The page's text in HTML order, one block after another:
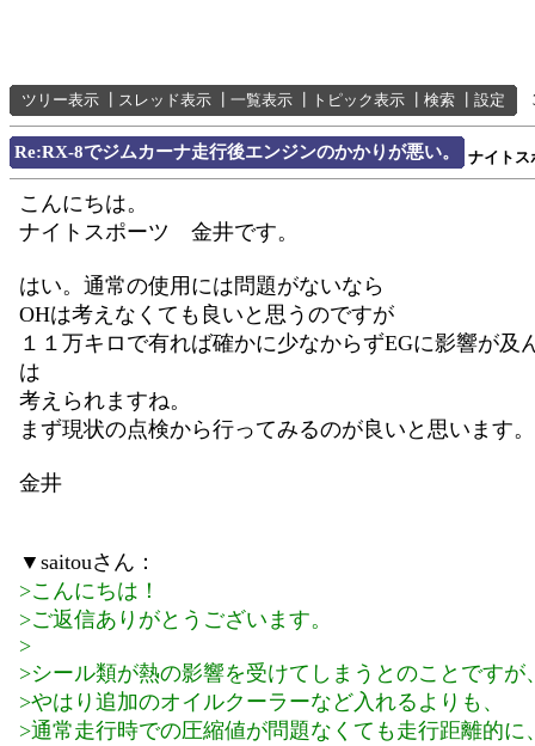
ツリー表示 スレッド表示 一覧表示 トピック表示 検索 設定
Re:RX-8でジムカーナ走行後エンジンのかかりが悪い。 ナイトス
こんにちは。
ナイトスポーツ 金井です。
はい。通常の使用には問題がないなら
OHは考えなくても良いと思うのですが
１１万キロで有れば確かに少なからずEGに影響が及
は
考えられますね。
まず現状の点検から行ってみるのが良いと思います。
金井
▼saitouさん：
>こんにちは！
>ご返信ありがとうございます。
>
>シール類が熱の影響を受けてしまうとのことですが
>やはり追加のオイルクーラーなど入れるよりも、
>通常走行時での圧縮値が問題なくても走行距離的に